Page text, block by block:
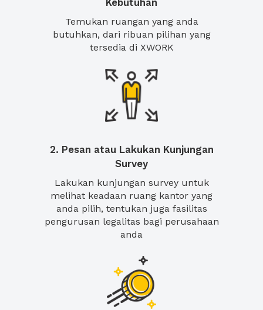
Kebutuhan
Temukan ruangan yang anda
butuhkan, dari ribuan pilihan yang
tersedia di XWORK
2. Pesan atau Lakukan Kunjungan
Survey
Lakukan kunjungan survey untuk
melihat keadaan ruang kantor yang
anda pilih, tentukan juga fasilitas
pengurusan legalitas bagi perusahaan
anda